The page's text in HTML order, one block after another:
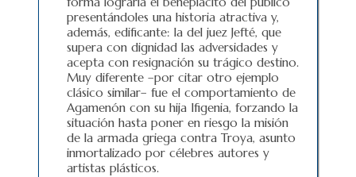
presentándoles una historia atractiva y,
además, edificante: la del juez Jefté, que
supera con dignidad las adversidades y
acepta con resignación su trágico destino.
Muy diferente –por citar otro ejemplo
clásico similar– fue el comportamiento de
Agamenón con su hija Ifigenia, forzando la
situación hasta poner en riesgo la misión
de la armada griega contra Troya, asunto
inmortalizado por célebres autores y
artistas plásticos.